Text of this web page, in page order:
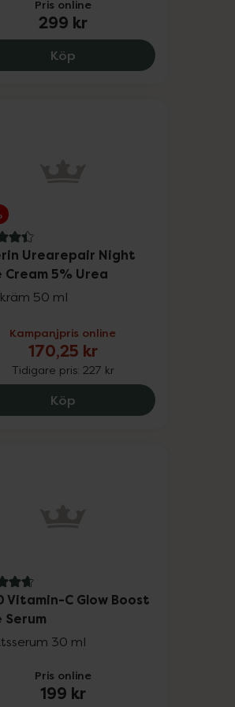
Refill, 149 kr.
Pris online
299 kr
KöpNIVEA Luminous630
kr.
Toner, 149 kr.
5 i omdöme
Urearepair Night
Cream 5% Urea
50 ml
Kampanjpris online
170,25 kr
Tidigare pris: 227 kr
KöpEucerin Urearepair Night
5 i omdöme
Vitamin-C Glow Boost
Serum
30 ml
Pris online
199 kr